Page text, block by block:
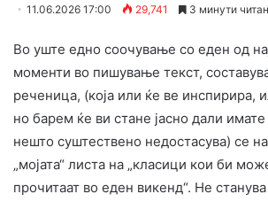
11.06.2026 17:00 29,741 3 минути
Во уште едно соочување со еден од
моменти во пишување текст,
реченица, (која или ќе ве инспирира,
но барем ќе ви стане јасно дали
нешто суштествено недостасува) се
„мојата“ листа на „класици кои би
прочитаат во еден викенд“. Не